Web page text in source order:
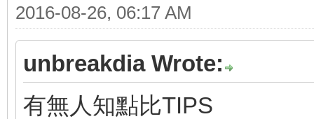
2016-08-26, 06:17 AM
unbreakdia Wrote:
有無人知點比TIPS